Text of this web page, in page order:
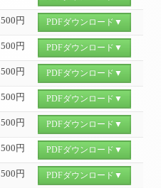
500円 PDFダウンロード▼
500円 PDFダウンロード▼
500円 PDFダウンロード▼
500円 PDFダウンロード▼
500円 PDFダウンロード▼
500円 PDFダウンロード▼
500円 PDFダウンロード▼